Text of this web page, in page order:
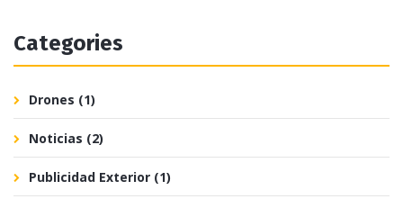
Categories
Drones (1)
Noticias (2)
Publicidad Exterior (1)